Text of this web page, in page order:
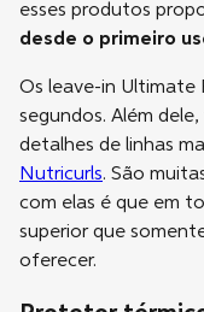
esses produtos
desde o primeiro
Os leave-in Ultimate
segundos. Além
detalhes de linhas
Nutricurls. São
com elas é que em
superior que
oferecer.